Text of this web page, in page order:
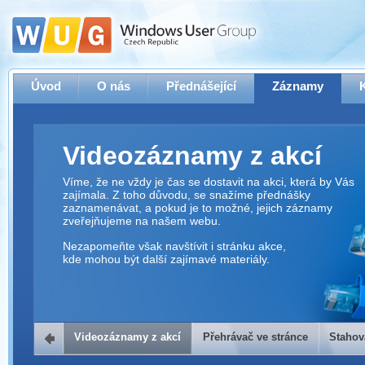
Úvod O nás Přednášející Záznamy
Videozáznamy z akcí
Víme, že ne vždy je čas se dostavit na akci, která by Vás
zajímala. Z toho důvodu, se snažíme přednášky
zaznamenávat, a pokud je to možné, jejich záznamy
zveřejňujeme na našem webu.
Nezapomeňte však navštívit i stránku akce,
kde mohou být další zajímavé materiály.
Přehrávač ve stránce
Videozáznamy z akcí Přehrávač ve stránce